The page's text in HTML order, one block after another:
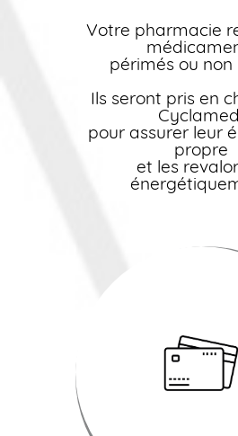
Votre pharmacie
périmés ou non
Ils seront pris en
pour assurer leur
propre
et les